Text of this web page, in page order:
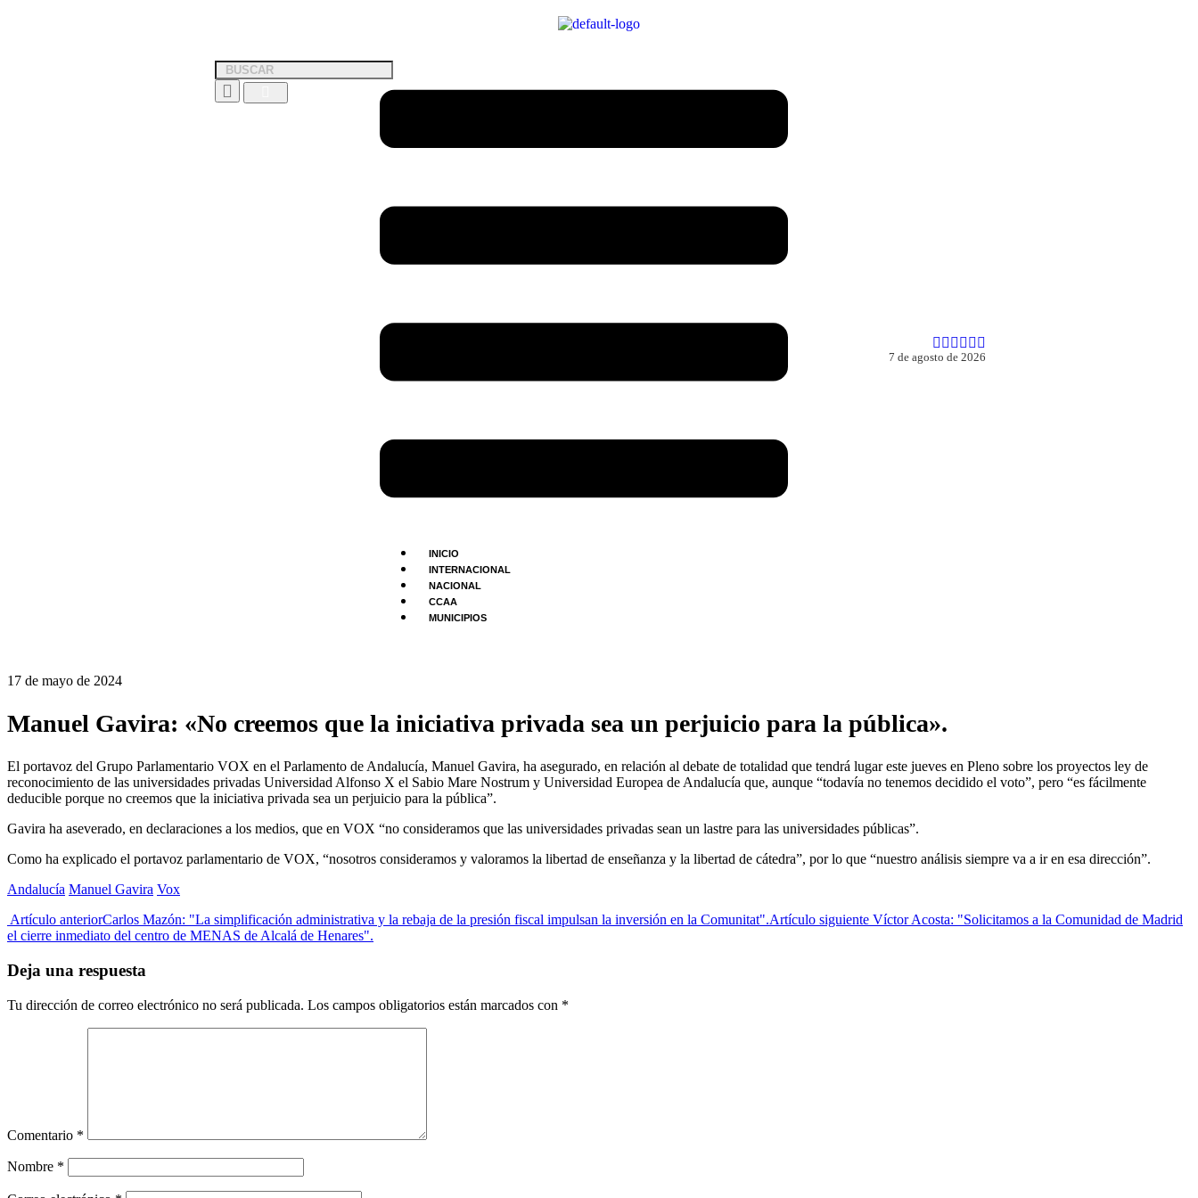
INICIO
INTERNACIONAL
NACIONAL
CCAA
MUNICIPIOS
7 de agosto de 2026
17 de mayo de 2024
Manuel Gavira: «No creemos que la iniciativa privada sea un perjuicio para la pública».
El portavoz del Grupo Parlamentario VOX en el Parlamento de Andalucía, Manuel Gavira, ha asegurado, en relación al debate de totalidad que tendrá lugar este jueves en Pleno sobre los proyectos ley de
reconocimiento de las universidades privadas Universidad Alfonso X el Sabio Mare Nostrum y Universidad Europea de Andalucía que, aunque “todavía no tenemos decidido el voto”, pero “es fácilmente
deducible porque no creemos que la iniciativa privada sea un perjuicio para la pública”.
Gavira ha aseverado, en declaraciones a los medios, que en VOX “no consideramos que las universidades privadas sean un lastre para las universidades públicas”.
Como ha explicado el portavoz parlamentario de VOX, “nosotros consideramos y valoramos la libertad de enseñanza y la libertad de cátedra”, por lo que “nuestro análisis siempre va a ir en esa dirección”.
Andalucía Manuel Gavira Vox
Artículo anteriorCarlos Mazón: "La simplificación administrativa y la rebaja de la presión fiscal impulsan la inversión en la Comunitat".Artículo siguiente Víctor Acosta: "Solicitamos a la Comunidad de Madrid
el cierre inmediato del centro de MENAS de Alcalá de Henares".
Deja una respuesta
Tu dirección de correo electrónico no será publicada. Los campos obligatorios están marcados con *
Comentario *
Nombre *